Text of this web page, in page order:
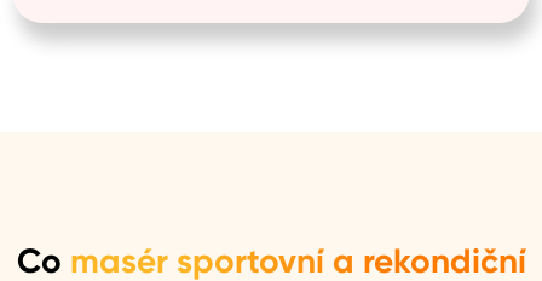
Co masér sportovní a rekondiční